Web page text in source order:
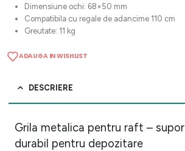
Dimensiune ochi: 68×50 mm
Compatibila cu regale de adancime 110 cm
Greutate: 11 kg
ADAUGA IN WISHLIST
DESCRIERE
Grila metalica pentru raft –
durabil pentru depozitare